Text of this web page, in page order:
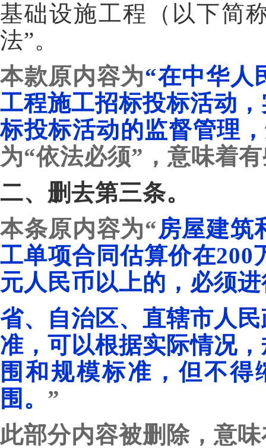
基础设施工程（以下简
法”。
本款原内容为“在中华人
工程施工招标投标活动
标投标活动的监督管理
为“依法必须”，意味着
二、删去第三条。
本条原内容为“房屋建筑
工单项合同估算价在200
元人民币以上的，必须
省、自治区、直辖市人
准，可以根据实际情况
围和规模标准，但不
围。 ”
此部分内容被删除，意